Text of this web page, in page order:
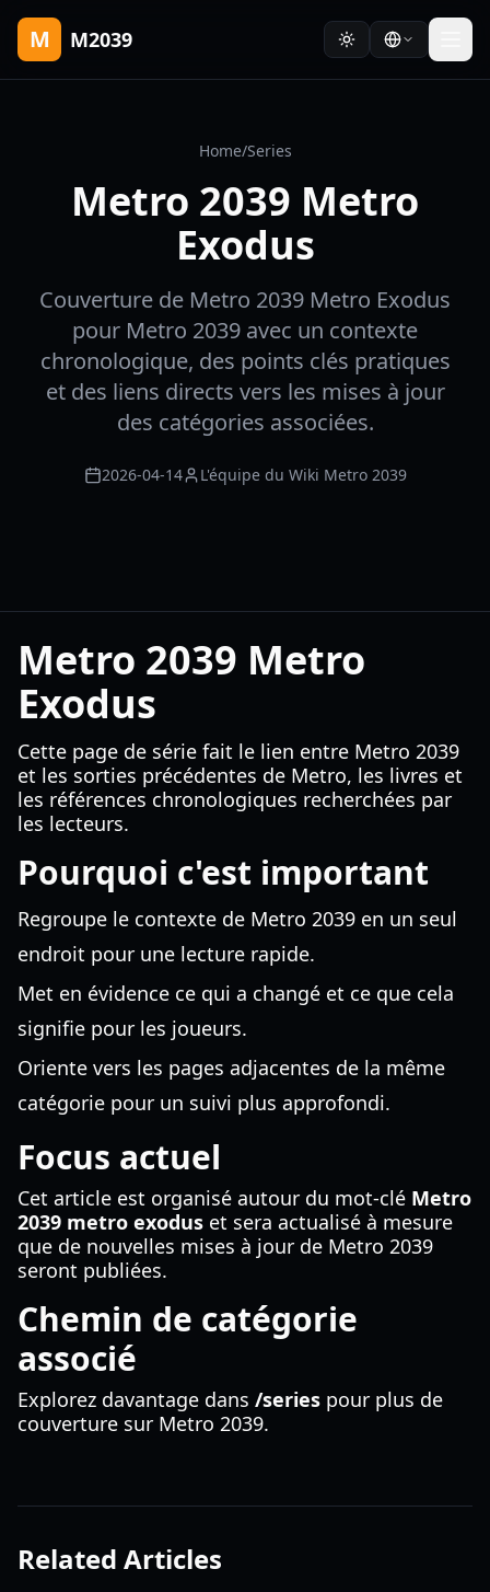
M M2039
Home/Series
Metro 2039 Metro
Exodus
Couverture de Metro 2039 Metro Exodus
pour Metro 2039 avec un contexte
chronologique, des points clés pratiques
et des liens directs vers les mises à jour
des catégories associées.
2026-04-14 L'équipe du Wiki Metro 2039
Metro 2039 Metro
Exodus
Cette page de série fait le lien entre Metro 2039
et les sorties précédentes de Metro, les livres et
les références chronologiques recherchées par
les lecteurs.
Pourquoi c'est important
Regroupe le contexte de Metro 2039 en un seul
endroit pour une lecture rapide.
Met en évidence ce qui a changé et ce que cela
signifie pour les joueurs.
Oriente vers les pages adjacentes de la même
catégorie pour un suivi plus approfondi.
Focus actuel
Cet article est organisé autour du mot-clé Metro
2039 metro exodus et sera actualisé à mesure
que de nouvelles mises à jour de Metro 2039
seront publiées.
Chemin de catégorie
associé
Explorez davantage dans /series pour plus de
couverture sur Metro 2039.
Related Articles